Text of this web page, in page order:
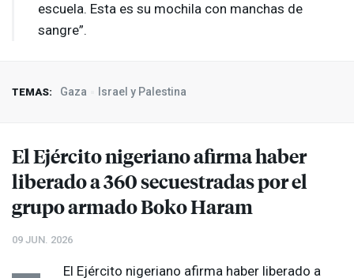
escuela. Esta es su mochila con manchas de
sangre”.
TEMAS: Gaza Israel y Palestina
El Ejército nigeriano afirma haber
liberado a 360 secuestradas por el
grupo armado Boko Haram
09 JUN. 2026
El Ejército nigeriano afirma haber liberado a